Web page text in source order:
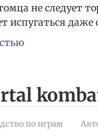
не следует
испугаться
по играм